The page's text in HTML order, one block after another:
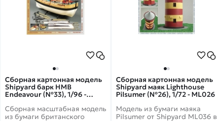
Сборная картонная модель
Shipyard барк HMB
Endeavour (№33), 1/96 -
Сборная масштабная модель
из бумаги британского
Сборная картонная модель
Shipyard маяк Lighthouse
Pilsumer (№26), 1/72 - ML026
Модель из бумаги маяка
Pilsumer от Shipyard ML036 в